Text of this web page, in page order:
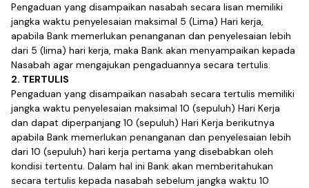
Pengaduan yang disampaikan nasabah secara lisan memiliki
jangka waktu penyelesaian maksimal 5 (Lima) Hari kerja,
apabila Bank memerlukan penanganan dan penyelesaian lebih
dari 5 (lima) hari kerja, maka Bank akan menyampaikan kepada
Nasabah agar mengajukan pengaduannya secara tertulis.
2. TERTULIS
Pengaduan yang disampaikan nasabah secara tertulis memiliki
jangka waktu penyelesaian maksimal 10 (sepuluh) Hari Kerja
dan dapat diperpanjang 10 (sepuluh) Hari Kerja berikutnya
apabila Bank memerlukan penanganan dan penyelesaian lebih
dari 10 (sepuluh) hari kerja pertama yang disebabkan oleh
kondisi tertentu. Dalam hal ini Bank akan memberitahukan
secara tertulis kepada nasabah sebelum jangka waktu 10